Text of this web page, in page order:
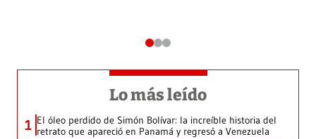
Lo más leído
1 El óleo perdido de Simón Bolívar: la increíble historia del
retrato que apareció en Panamá y regresó a Venezuela